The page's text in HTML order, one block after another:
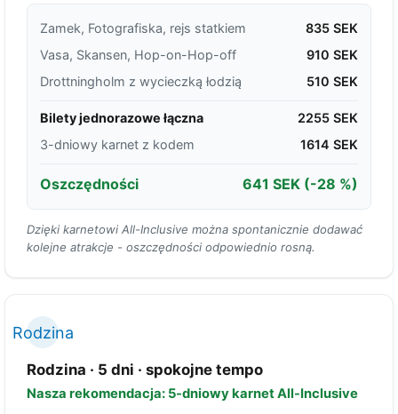
Zamek, Fotografiska, rejs statkiem
835 SEK
Vasa, Skansen, Hop-on-Hop-off
910 SEK
Drottningholm z wycieczką łodzią
510 SEK
Bilety jednorazowe łączna
2255 SEK
3-dniowy karnet z kodem
1614 SEK
Oszczędności 641 SEK (-28 %)
Dzięki karnetowi All-Inclusive można spontanicznie dodawać
kolejne atrakcje - oszczędności odpowiednio rosną.
Rodzina
Rodzina · 5 dni · spokojne tempo
Nasza rekomendacja: 5-dniowy karnet All-Inclusive